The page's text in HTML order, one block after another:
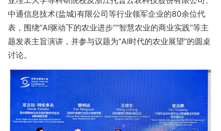
中通信息技术(盐城)有限公司等行业领军企业的80余位代
表，围绕“AI驱动下的农业进步”“智慧农业的商业实践”等主
题发表主旨演讲，并参与议题为“AI时代的农业展望”的圆桌
讨论。